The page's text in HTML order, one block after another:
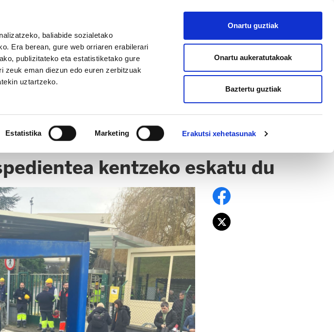
baliabide sozialetako
Era berean, gure web orriaren erabilerari
publizitateko eta estatistiketako gure
zeuk eman diezun edo euren zerbitzuak
uztartzeko.
Estatistika Marketing Erakutsi xehetasunak
Onartu guztiak
Onartu aukeratutakoak
Baztertu guztiak
AFILIATU
kentzeko eskatu du